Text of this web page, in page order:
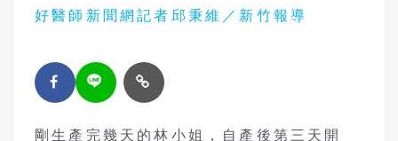
好醫師新聞網記者邱秉維／新竹報導
剛生產完幾天的林小姐，自產後第三天開